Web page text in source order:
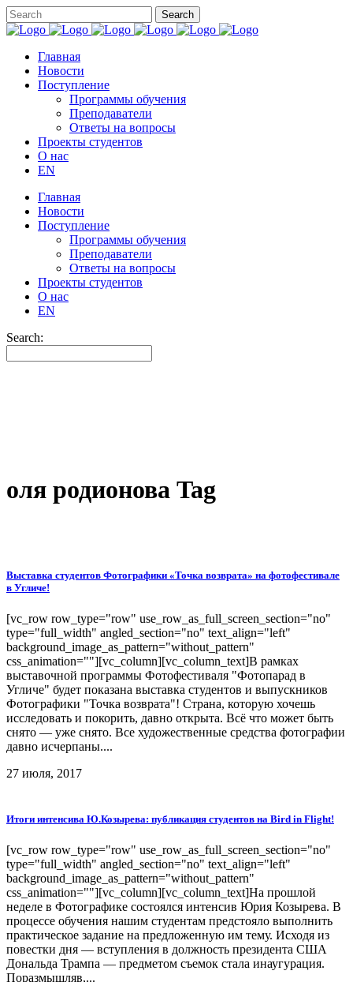
Главная
Новости
Поступление
Программы обучения
Преподаватели
Ответы на вопросы
Проекты студентов
О нас
EN
Главная
Новости
Поступление
Программы обучения
Преподаватели
Ответы на вопросы
Проекты студентов
О нас
EN
Search:
оля родионова Tag
Выставка студентов Фотографики «Точка возврата» на фотофестивале
в Угличе!
[vc_row row_type="row" use_row_as_full_screen_section="no"
type="full_width" angled_section="no" text_align="left"
background_image_as_pattern="without_pattern"
css_animation=""][vc_column][vc_column_text]В рамках
выставочной программы Фотофестиваля "Фотопарад в
Угличе" будет показана выставка студентов и выпускников
Фотографики "Точка возврата"! Страна, которую хочешь
исследовать и покорить, давно открыта. Всё что может быть
снято — уже снято. Все художественные средства фотографии
давно исчерпаны....
27 июля, 2017
Итоги интенсива Ю.Козырева: публикация студентов на Bird in Flight!
[vc_row row_type="row" use_row_as_full_screen_section="no"
type="full_width" angled_section="no" text_align="left"
background_image_as_pattern="without_pattern"
css_animation=""][vc_column][vc_column_text]На прошлой
неделе в Фотографике состоялся интенсив Юрия Козырева. В
процессе обучения нашим студентам предстояло выполнить
практическое задание на предложенную им тему. Исходя из
повестки дня — вступления в должность президента США
Дональда Трампа — предметом съемок стала инаугурация.
Поразмышляв,...